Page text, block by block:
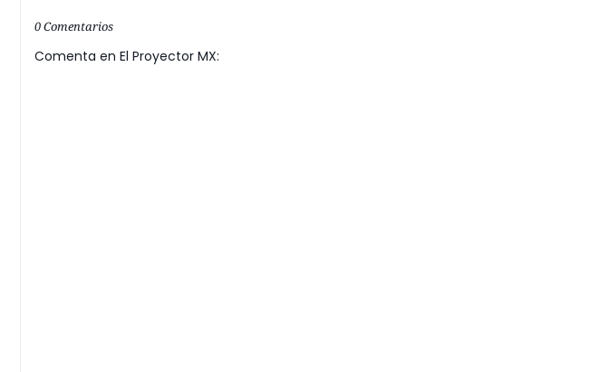
0 Comentarios
Comenta en El Proyector MX: